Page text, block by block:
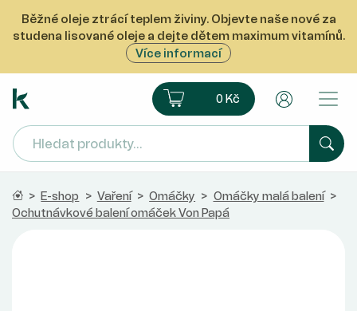
Běžné oleje ztrácí teplem živiny. Objevte naše nové za
studena lisované oleje a dejte dětem maximum vitamínů.
Více informací
Ekoprodukt e-shop Košík0 Kč
Domů
> E-shop > Vaření > Omáčky > Omáčky malá balení >
Ochutnávkové balení omáček Von Papá